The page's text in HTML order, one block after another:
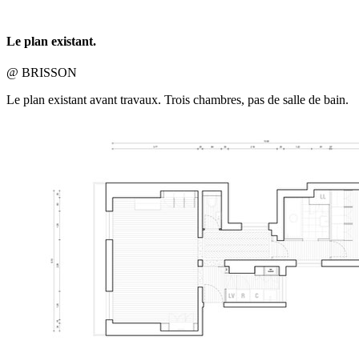
Le plan existant.
@ BRISSON
Le plan existant avant travaux. Trois chambres, pas de salle de bain.